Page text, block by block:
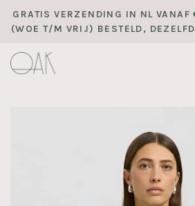
GRATIS VERZENDING IN NL
(WOE T/M VRIJ) BESTELD,